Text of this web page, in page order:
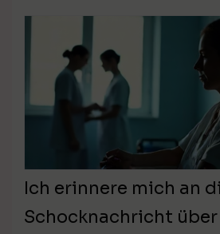
Ich erinnere mich an
Schocknachricht